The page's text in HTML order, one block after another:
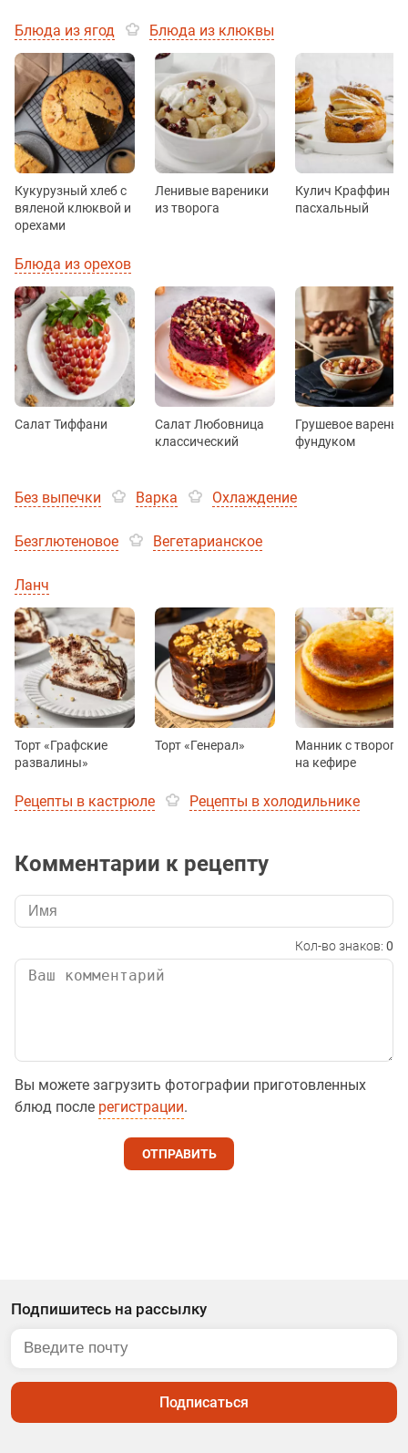
Блюда из ягод Блюда из клюквы
Кукурузный хлеб с
вяленой клюквой и
орехами
Ленивые вареники
из творога
Кулич Краффин
пасхальный
Блюда из орехов
Салат Тиффани
Салат Любовница
классический
Грушевое варенье
фундуком
Без выпечки Варка Охлаждение
Безглютеновое Вегетарианское
Ланч
Торт «Графские
развалины»
Торт «Генерал»
Манник с
на кефире
Рецепты в кастрюле Рецепты в холодильнике
Комментарии к рецепту
Кол-во знаков: 0
Вы можете загрузить фотографии приготовленных
блюд после регистрации.
ОТПРАВИТЬ
Подпишитесь на рассылку
Подписаться